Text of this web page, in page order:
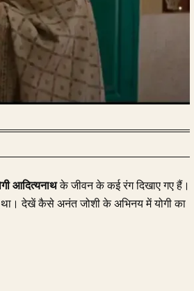
आदित्यनाथके जीवन के कई रंग दिखाए गए हैं।
था। देखें कैसे अनंत जोशी के अभिनय में योगी का